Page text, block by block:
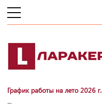
График работы на лето 2026 г.